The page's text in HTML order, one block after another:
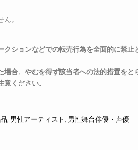
。
クションなどでの転売行為を全面的に禁止
場合、やむを得ず該当者への法的措置をと
ください。
, 男性アーティスト, 男性舞台俳優・声優